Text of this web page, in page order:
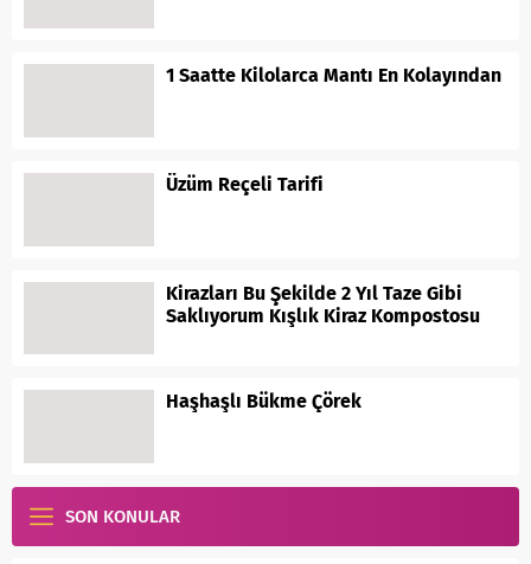
1 Saatte Kilolarca Mantı En Kolayından
Üzüm Reçeli Tarifi
Kirazları Bu Şekilde 2 Yıl Taze Gibi
Saklıyorum Kışlık Kiraz Kompostosu
Haşhaşlı Bükme Çörek
SON KONULAR